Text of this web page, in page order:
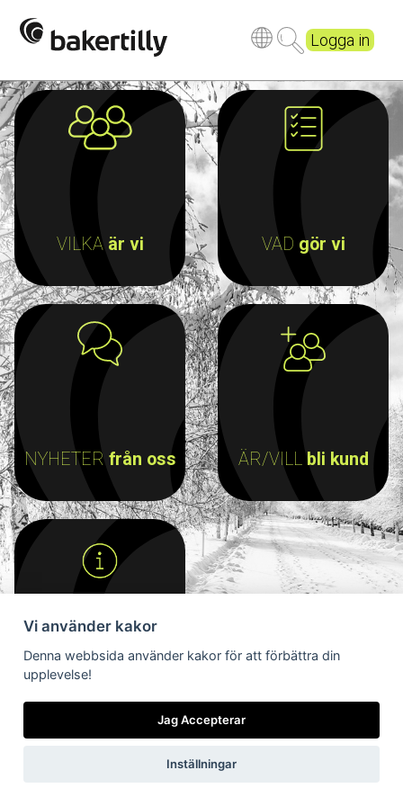
Logga in
VILKA är vi VAD gör vi
NYHETERfrån oss ÄR/VILLbli kund
INFORMATIONtill
dig
Nyheter från
Vi använder kakor
Denna webbsida använder kakor för att förbättra din
upplevelse!
Jag Accepterar
Inställningar